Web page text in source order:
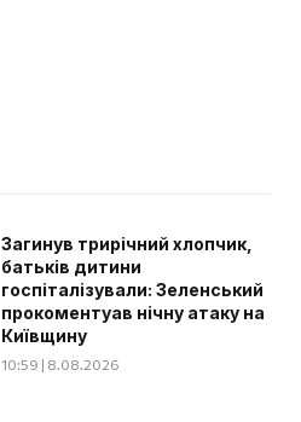
Загинув трирічний хлопчик,
батьків дитини
госпіталізували: Зеленський
прокоментуав нічну атаку на
Київщину
10:59 | 8.08.2026